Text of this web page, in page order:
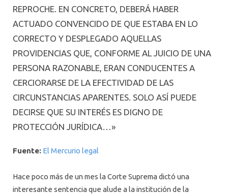
REPROCHE. EN CONCRETO, DEBERÁ HABER
ACTUADO CONVENCIDO DE QUE ESTABA EN LO
CORRECTO Y DESPLEGADO AQUELLAS
PROVIDENCIAS QUE, CONFORME AL JUICIO DE UNA
PERSONA RAZONABLE, ERAN CONDUCENTES A
CERCIORARSE DE LA EFECTIVIDAD DE LAS
CIRCUNSTANCIAS APARENTES. SOLO ASÍ PUEDE
DECIRSE QUE SU INTERÉS ES DIGNO DE
PROTECCIÓN JURÍDICA…»
Fuente: El Mercurio legal
Hace poco más de un mes la Corte Suprema dictó una
interesante sentencia que alude a la institución de la